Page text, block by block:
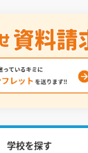
学校を探す